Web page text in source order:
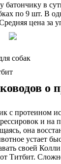
батончику в
по 9 шт. В
цена за
собак
о
с протеином
и на
она
устает
своей
Титбит. Сложно